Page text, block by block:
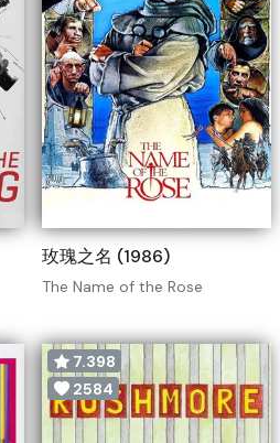
玫瑰之名 (1986)
The Name of the Rose
7.398
2584